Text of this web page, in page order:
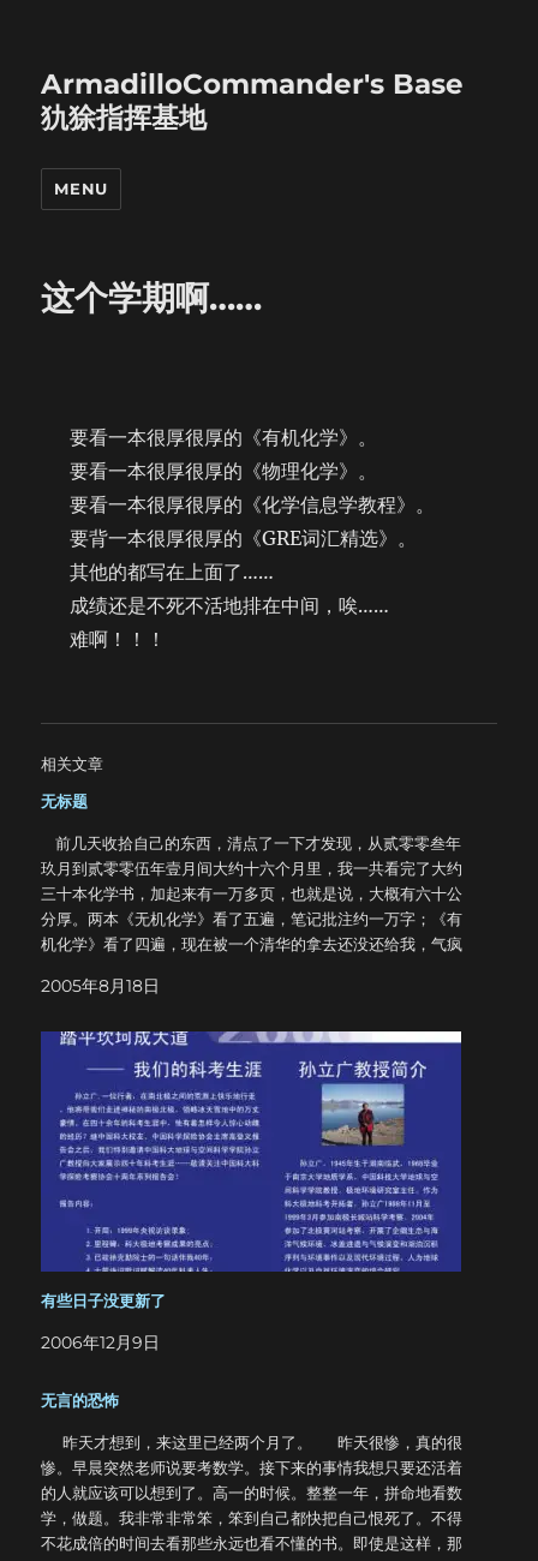
ArmadilloCommander's Base
犰狳指挥基地
MENU
这个学期啊……
要看一本很厚很厚的《有机化学》。
要看一本很厚很厚的《物理化学》。
要看一本很厚很厚的《化学信息学教程》。
要背一本很厚很厚的《GRE词汇精选》。
其他的都写在上面了……
成绩还是不死不活地排在中间，唉……
难啊！！！
相关文章
无标题
前几天收拾自己的东西，清点了一下才发现，从贰零零叁年
玖月到贰零零伍年壹月间大约十六个月里，我一共看完了大约
三十本化学书，加起来有一万多页，也就是说，大概有六十公
分厚。两本《无机化学》看了五遍，笔记批注约一万字；《有
机化学》看了四遍，现在被一个清华的拿去还没还给我，气疯
起拍张照片，但是不行，太多了拍不下。家里人让我把这些书
有。这曾经是我的梦想，舍不得。 我是一个很笨的人，所以
只能用最笨的办法去实现自己的梦想。我得幻想是别人的梦
想，我的梦想是别人的理想，而我的理想已经被别人实现了很
多次。那段时间还要在学校上课，只能用业余时间去读这些
书，反反覆覆读了很多遍，因为我比较笨，所以看过之后必须
一次次地复习才不会忘记。一年多中除此之外什么事情都没有
做，甚至没有一个双休日离开书桌。看完一本就去买一本新的
接着看，一直坚持到最后。 尽管投入了大量的财力和精力，
但是未必会得到更好的结果。当然收获是巨大的，它影响了我
的一生，如果就事论事，那么还算不上成功。也许我花上一点
时间去研究一下课本，在分数上会有更大的收获，但是，这真
朋友平时真的很优秀，但是在高考中……命运的作用远比知识重
注。事实证明，这是我在这十八年中所做的最正确的一件事
盾了，所以，老天给了我一个坚决的回答。 有人说，伟大的
理想造就伟大的人，那么伟大的幻想足以毁灭所有活着的人。
失败早已在开始之前注定，所做的一切努力都是为了逃脱更加
惨痛的失败。就像比赛开始前的那个晚上，老师说，我们为一
种精神而战。深深地记在心里，真的就释然了。 我们为一种
2005年8月18日
有些日子没更新了
2006年12月9日
无言的恐怖
昨天才想到，来这里已经两个月了。 昨天很惨，真的很
惨。早晨突然老师说要考数学。接下来的事情我想只要还活着
的人就应该可以想到了。高一的时候。整整一年，拼命地看数
学，做题。我非常非常笨，笨到自己都快把自己恨死了。不得
不花成倍的时间去看那些永远也看不懂的书。即使是这样，那